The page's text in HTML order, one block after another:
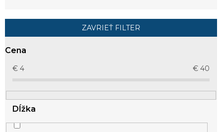
p
r
k
t
v
ZAVRIEŤ FILTER
Cena
€ 4 € 40
Dĺžka